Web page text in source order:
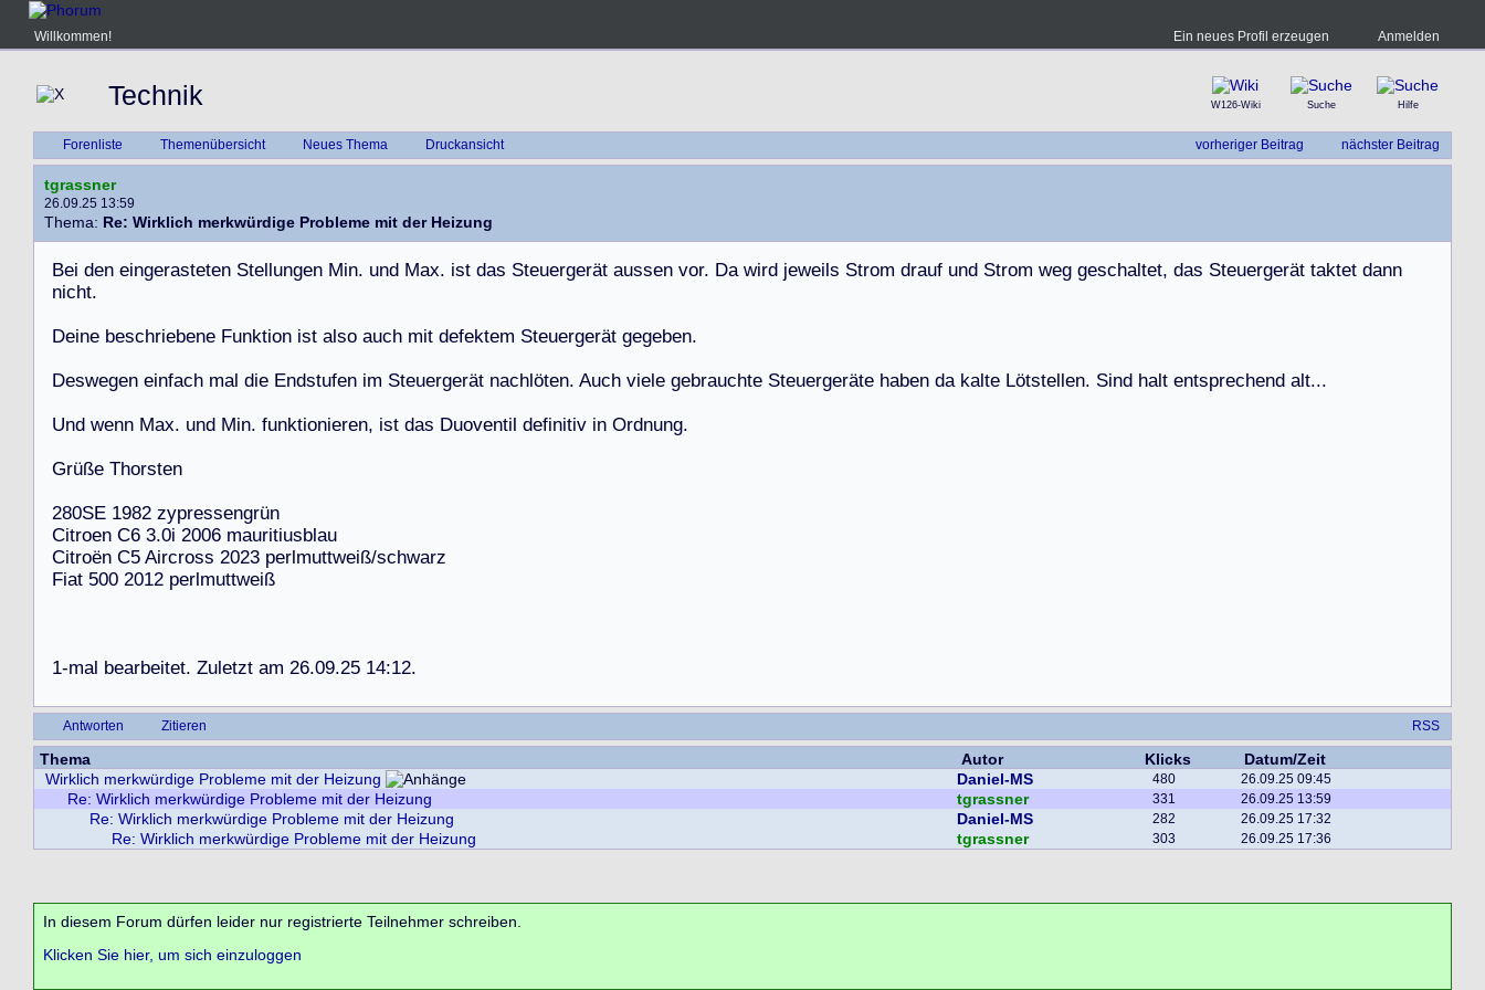
Willkommen! Ein neues Profil erzeugen Anmelden
Technik W126-Wiki Suche Hilfe
vorheriger Beitrag nächster Beitrag
Forenliste Themenübersicht Neues Thema Druckansicht
tgrassner
26.09.25 13:59
Thema: Re: Wirklich merkwürdige Probleme mit der Heizung
Bei den eingerasteten Stellungen Min. und Max. ist das Steuergerät aussen vor. Da wird jeweils Strom drauf und Strom weg geschaltet, das Steuergerät taktet dann
nicht.
Deine beschriebene Funktion ist also auch mit defektem Steuergerät gegeben.
Deswegen einfach mal die Endstufen im Steuergerät nachlöten. Auch viele gebrauchte Steuergeräte haben da kalte Lötstellen. Sind halt entsprechend alt...
Und wenn Max. und Min. funktionieren, ist das Duoventil definitiv in Ordnung.
Grüße Thorsten
280SE 1982 zypressengrün
Citroen C6 3.0i 2006 mauritiusblau
Citroën C5 Aircross 2023 perlmuttweiß/schwarz
Fiat 500 2012 perlmuttweiß
1-mal bearbeitet. Zuletzt am 26.09.25 14:12.
Antworten Zitieren RSS
Thema Autor Klicks
Datum/Zeit
Wirklich merkwürdige Probleme mit der Heizung
Daniel-MS 480 26.09.25 09:45
Re: Wirklich merkwürdige Probleme mit der Heizung tgrassner 331 26.09.25 13:59
Re: Wirklich merkwürdige Probleme mit der Heizung Daniel-MS 282 26.09.25 17:32
Re: Wirklich merkwürdige Probleme mit der Heizung tgrassner 303 26.09.25 17:36
In diesem Forum dürfen leider nur registrierte Teilnehmer schreiben.
Klicken Sie hier, um sich einzuloggen